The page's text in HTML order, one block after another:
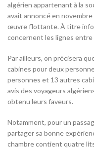
algérien appartenant à la
avait annoncé en
œuvre flottante. À titre
concernent les lignes entre
Par ailleurs, on précisera
cabines pour deux
personnes et 13 autres
avis des voyageurs
obtenu leurs faveurs.
Notamment, pour un
partager sa bonne
chambre contient quatre